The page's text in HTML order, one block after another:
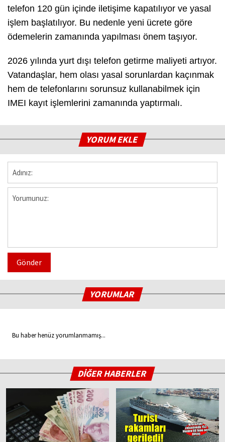
telefon 120 gün içinde iletişime kapatılıyor ve yasal
işlem başlatılıyor. Bu nedenle yeni ücrete göre
ödemelerin zamanında yapılması önem taşıyor.
2026 yılında yurt dışı telefon getirme maliyeti artıyor.
Vatandaşlar, hem olası yasal sorunlardan kaçınmak
hem de telefonlarını sorunsuz kullanabilmek için
IMEI kayıt işlemlerini zamanında yaptırmalı.
YORUM EKLE
Gönder
YORUMLAR
Bu haber henüz yorumlanmamış...
DİĞER HABERLER